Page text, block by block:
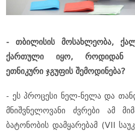
- თბილისის მოსახლეობა,
ქართული იყო, როდიდან
ეთნიკური ჯგუფის შემოდინება?
- ეს პროცესი ნელ-ნელა და
მნიშვნელოვანი ძვრები ამ
ბატონობის დამყარებამ (VII